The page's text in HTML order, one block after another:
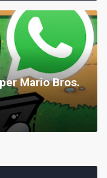
Mario Bros.